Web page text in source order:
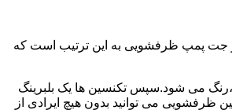
جت پمپ ظرفشویی به این ترتیب است که
می شود.سپس تکنسین ها یک بلبرینگ
می توانید بدون هیچ ایرادی از